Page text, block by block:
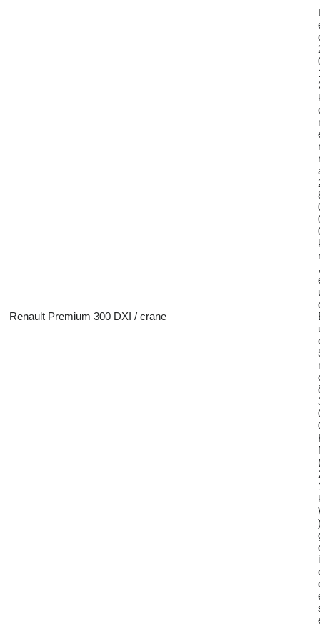
Renault Premium 300 DXI / crane